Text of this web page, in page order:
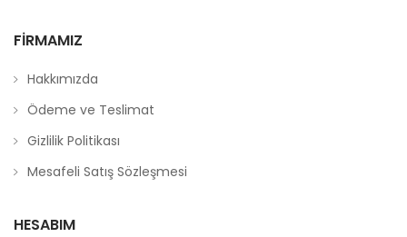
FIRMAMIZ
Hakkımızda
Ödeme ve Teslimat
Gizlilik Politikası
Mesafeli Satış Sözleşmesi
HESABIM